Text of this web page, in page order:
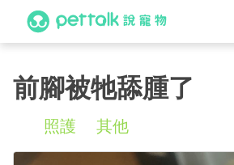
前腳被牠舔腫了
照護 其他